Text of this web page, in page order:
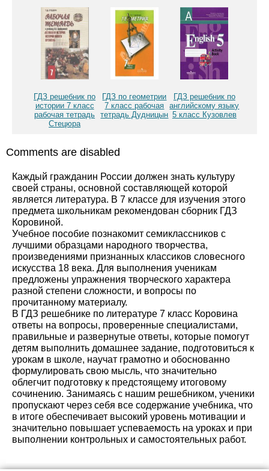
ГДЗ решебник по
истории 7 класс
рабочая тетрадь
Стецюра
ГДЗ по геометрии
7 класс рабочая
тетрадь Дудницын
ГДЗ решебник по
английскому языку
5 класс Кузовлев
Comments are disabled
Каждый гражданин России должен знать культуру
своей страны, основной составляющей которой
является литература. В 7 классе для изучения этого
предмета школьникам рекомендован сборник ГДЗ
Коровиной.
Учебное пособие познакомит семиклассников с
лучшими образцами народного творчества,
произведениями признанных классиков словесного
искусства 18 века. Для выполнения ученикам
предложены упражнения творческого характера
разной степени сложности, и вопросы по
прочитанному материалу.
В ГДЗ решебнике по литературе 7 класс Коровина
ответы на вопросы, проверенные специалистами,
правильные и развернутые ответы, которые помогут
детям выполнить домашнее задание, подготовиться к
урокам в школе, научат грамотно и обоснованно
формулировать свою мысль, что значительно
облегчит подготовку к предстоящему итоговому
сочинению. Занимаясь с нашим решебником, ученики
пропускают через себя все содержание учебника, что
в итоге обеспечивает высокий уровень мотивации и
значительно повышает успеваемость на уроках и при
выполнении контрольных и самостоятельных работ.